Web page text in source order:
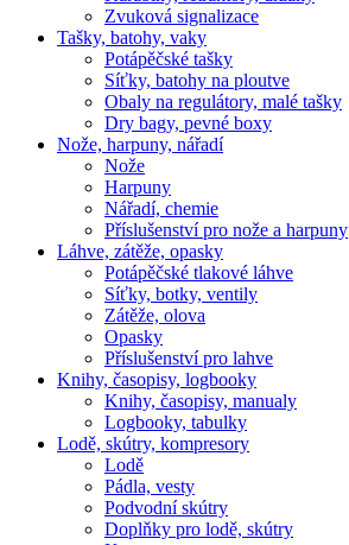
Zvuková signalizace
Tašky, batohy, vaky
Potápěčské tašky
Síťky, batohy na ploutve
Obaly na regulátory, malé tašky
Dry bagy, pevné boxy
Nože, harpuny, nářadí
Nože
Harpuny
Nářadí, chemie
Příslušenství pro nože a harpuny
Láhve, zátěže, opasky
Potápěčské tlakové láhve
Síťky, botky, ventily
Zátěže, olova
Opasky
Příslušenství pro lahve
Knihy, časopisy, logbooky
Knihy, časopisy, manualy
Logbooky, tabulky
Lodě, skútry, kompresory
Lodě
Pádla, vesty
Podvodní skútry
Doplňky pro lodě, skútry